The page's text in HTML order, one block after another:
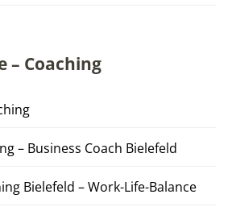
– Coaching
– Business Coach Bielefeld
Bielefeld – Work-Life-Balance